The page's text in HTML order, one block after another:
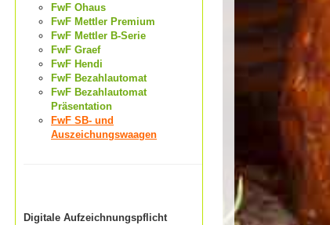
FwF Ohaus
FwF Mettler Premium
FwF Mettler B-Serie
FwF Graef
FwF Hendi
FwF Bezahlautomat
FwF Bezahlautomat
Präsentation
FwF SB- und
Auszeichungswaagen
Digitale Aufzeichnungspflicht